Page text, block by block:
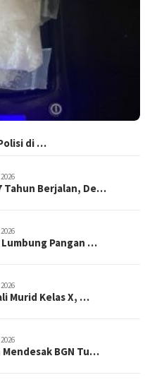
di …
Tahun Berjalan, De…
Pangan …
Murid Kelas X, …
BGN Tu…